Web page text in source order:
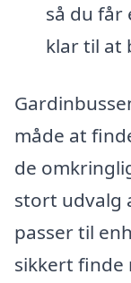
så du
klar til at
måde at
de
stort udvalg
passer til
sikkert finde